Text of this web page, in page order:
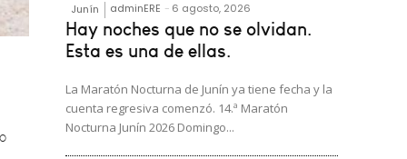
Junín adminERE - 6 agosto, 2026
Hay noches que no se olvidan.
Esta es una de ellas.
La Maratón Nocturna de Junín ya tiene fecha y la
cuenta regresiva comenzó. 14.ª Maratón
Nocturna Junín 2026 Domingo...